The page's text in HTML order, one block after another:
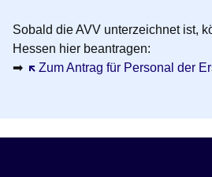
Sobald die AVV unterzeichnet ist,
Hessen hier beantragen:
➡
Zum Antrag für Personal der
Öffnet sich in einem neuen